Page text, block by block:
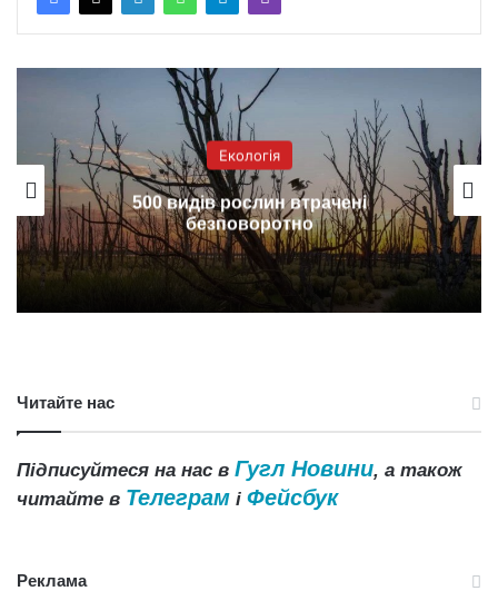
Екологія
500 видів рослин втрачені
безповоротно
Читайте нас
Підписуйтеся на нас в Гугл Новини, а також
читайте в Телеграм і Фейсбук
Реклама